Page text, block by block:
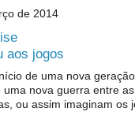
de 2014
aos jogos
de uma nova
uma nova guerra entre
ou assim imaginam os